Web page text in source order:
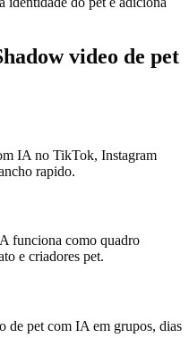
video de pet
IA no TikTok, Instagram
rapido.
funciona como quadro
e criadores pet.
de pet com IA em grupos, dias